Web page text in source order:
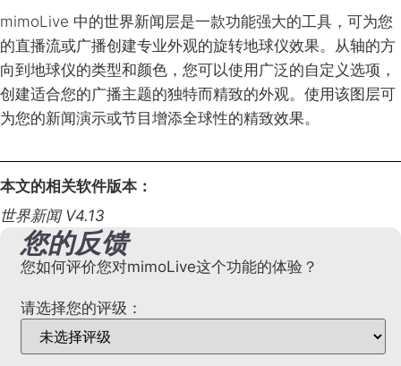
mimoLive 中的世界新闻层是一款功能强大的工具，可为您
的直播流或广播创建专业外观的旋转地球仪效果。从轴的方
向到地球仪的类型和颜色，您可以使用广泛的自定义选项，
创建适合您的广播主题的独特而精致的外观。使用该图层可
为您的新闻演示或节目增添全球性的精致效果。
本文的相关软件版本：
世界新闻 V4.13
您的反馈
您如何评价您对mimoLive这个功能的体验？
请选择您的评级：